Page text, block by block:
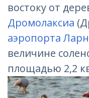
востоку от
Дромолаксиа
аэропорта
величине
площадью 2,2